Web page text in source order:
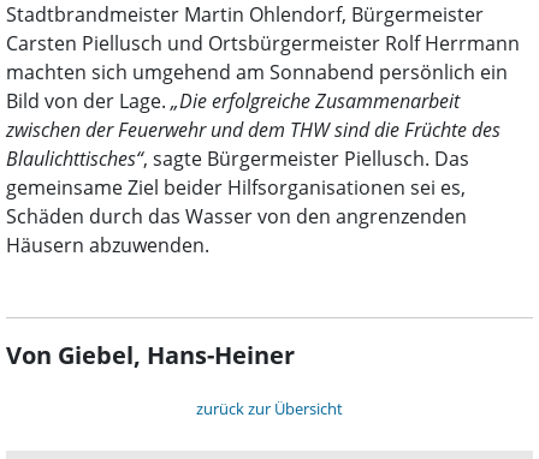
Stadtbrandmeister Martin Ohlendorf, Bürgermeister
Carsten Piellusch und Ortsbürgermeister Rolf Herrmann
machten sich umgehend am Sonnabend persönlich ein
Bild von der Lage. „Die erfolgreiche Zusammenarbeit
zwischen der Feuerwehr und dem THW sind die Früchte des
Blaulichttisches“, sagte Bürgermeister Piellusch. Das
gemeinsame Ziel beider Hilfsorganisationen sei es,
Schäden durch das Wasser von den angrenzenden
Häusern abzuwenden.
Von Giebel, Hans-Heiner
zurück zur Übersicht